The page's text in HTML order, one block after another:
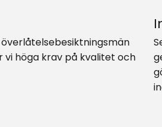
vi höga krav på kvalitet och